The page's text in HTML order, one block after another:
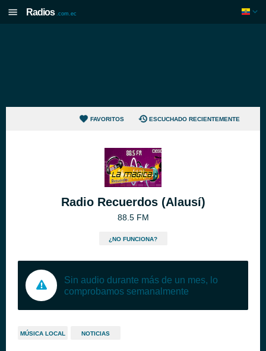
Radios .com.ec
FAVORITOS ESCUCHADO RECIENTEMENTE
Radio Recuerdos (Alausí)
88.5 FM
¿NO FUNCIONA?
Sin audio durante más de un mes, lo
comprobamos semanalmente
MÚSICA LOCAL NOTICIAS